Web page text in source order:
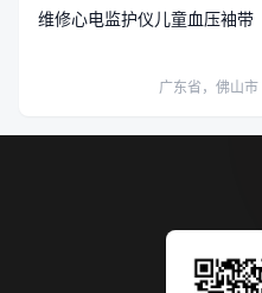
维修心电监护仪儿童血压袖带
广东省，佛山市